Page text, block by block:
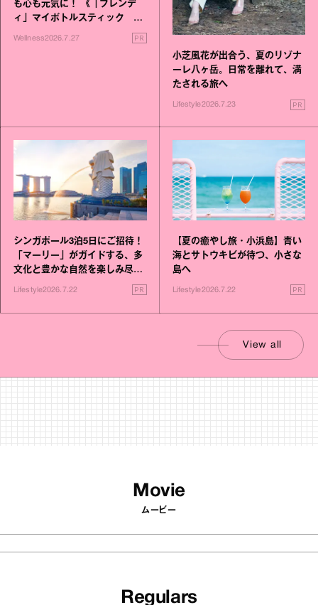
も心も元気に！ 《「ブレンデ
ィ」マイボトルスティック い
いこと毎日》シリーズが誕生
Wellness2026.7.27 PR
小芝風花が出合う、夏のリゾナ
ーレ八ヶ岳。日常を離れて、満
たされる旅へ
Lifestyle2026.7.23 PR
シンガポール3泊5日にご招待！
「マーリー」がガイドする、多
文化と豊かな自然を楽しみ尽く
Lifestyle2026.7.22 PR
【夏の癒やし旅・小浜島】青い
海とサトウキビが待つ、小さな
島へ
Lifestyle2026.7.22 PR
View all
Movie
ムービー
Regulars